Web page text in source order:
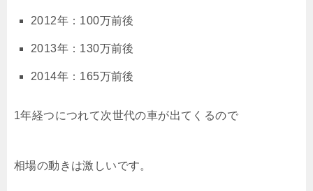
2012年：100万前後
2013年：130万前後
2014年：165万前後
1年経つにつれて次世代の車が出てくるので
相場の動きは激しいです。